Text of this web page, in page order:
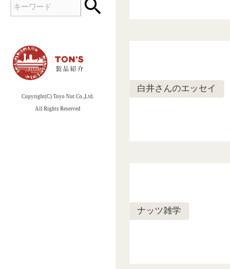
検
Copyright(C) Toyo Nut Co.,Ltd.
All Rights Reserved
白井さんのエッセイ
ナッツ雑学